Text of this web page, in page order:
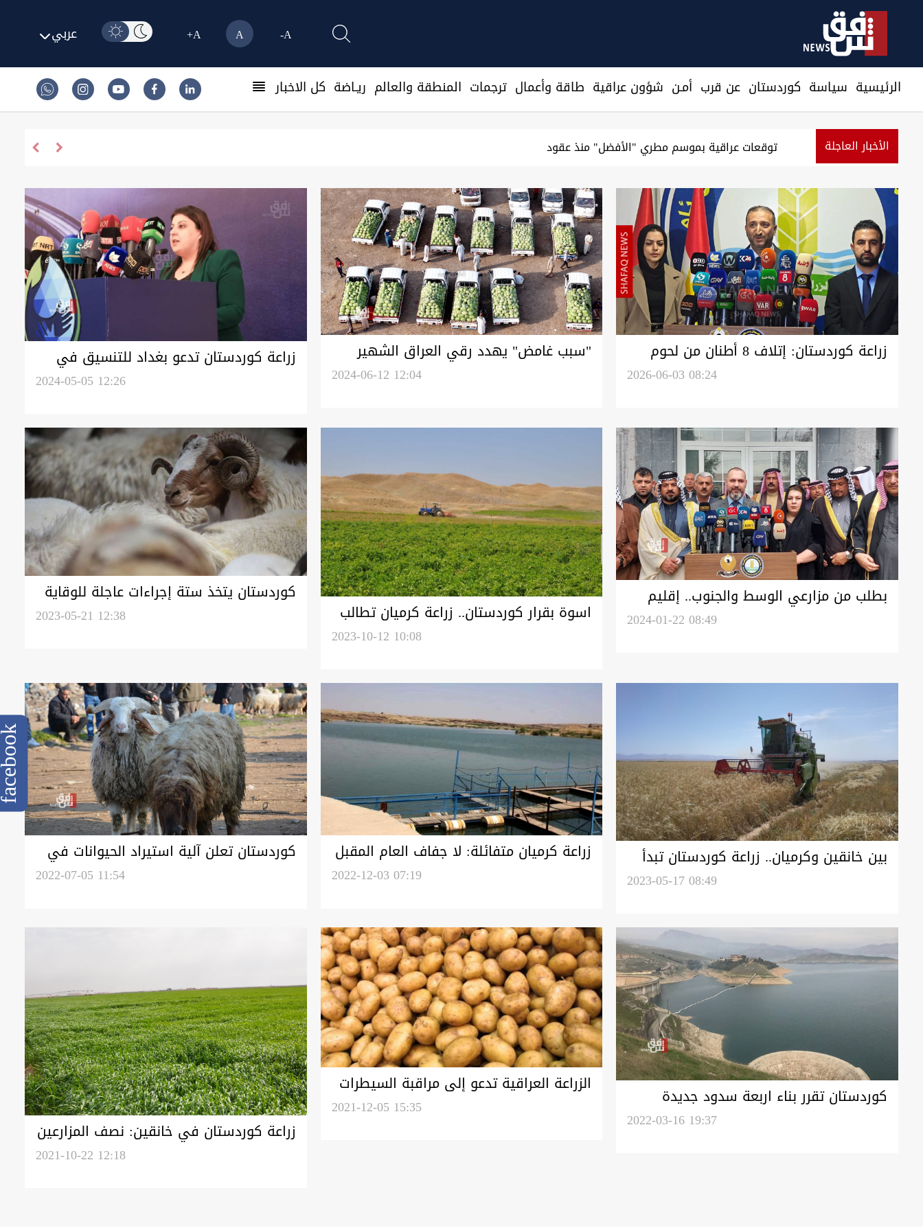
A-
A
A+ عربي
الرئيسية سیاسة كوردستان عن قرب أمـن شؤون عراقية طاقة وأعمال ترجمات المنطقة والعالم ريـاضة كل الاخبار
الأخبار العاجلة
بغداد.. إغلاق سريع الشعلة بعد انفجار صهريج واحتراق سيارات
زراعة كوردستان: إتلاف 8 أطنان من لحوم
2026-06-03 08:24
"سبب غامض" يهدد رقي العراق الشهير
بالانقراض خلال خمس سنوات.. صور2024-06-12 12:04
زراعة كوردستان تدعو بغداد للتنسيق في
2024-05-05 12:26
بطلب من مزارعي الوسط والجنوب.. إقليم
كوردستان يحظر استيراد الطماطم إلى
2024-01-22 08:49
اسوة بقرار كوردستان.. زراعة كرميان تطالب
بغداد بمنع استيراد المحاصيل الزراعية2023-10-12 10:08
كوردستان يتخذ ستة إجراءات عاجلة للوقاية
2023-05-21 12:38
بين خانقين وكرميان.. زراعة كوردستان تبدأ
2023-05-17 08:49
زراعة كرميان متفائلة: لا جفاف العام المقبل
2022-12-03 07:19
كوردستان تعلن آلية استيراد الحيوانات في
2022-07-05 11:54
كوردستان تقرر بناء اربعة سدود جديدة
2022-03-16 19:37
الزراعة العراقية تدعو إلى مراقبة السيطرات
مع كوردستان ومنع دخول البطاطا2021-12-05 15:35
زراعة كوردستان في خانقين: نصف المزارعين
لم يتسلموا مستحقات تسويق الحبوب
2021-10-22 12:18